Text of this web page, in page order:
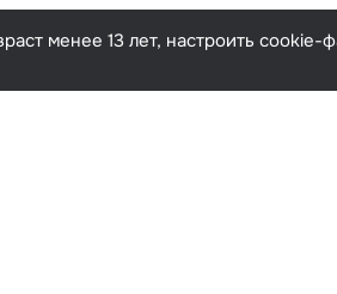
Русский
менее 13 лет, настроить